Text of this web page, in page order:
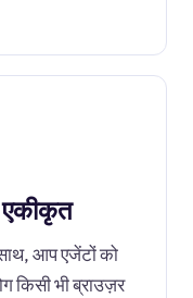
आप एजेंटों को
किसी भी ब्राउज़र